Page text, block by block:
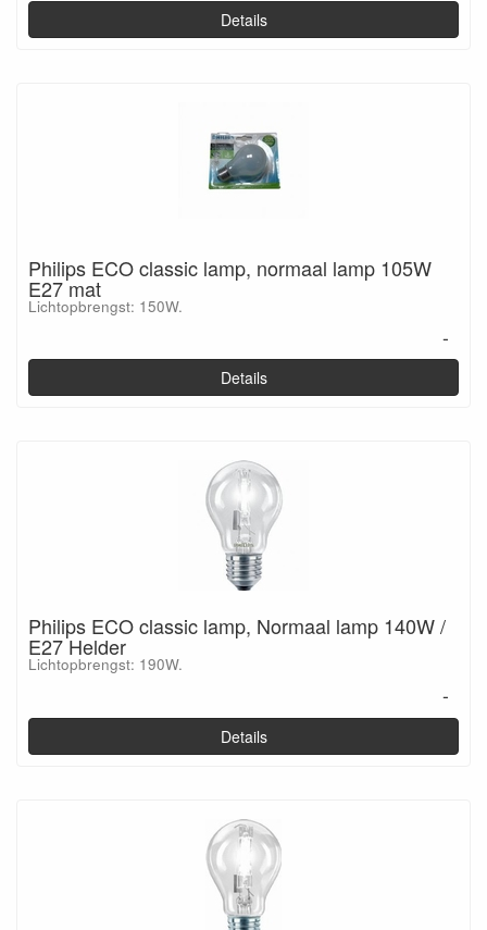
Details
Philips ECO classic lamp, normaal lamp 105W
E27 mat
Lichtopbrengst: 150W.
-
Details
Philips ECO classic lamp, Normaal lamp 140W /
E27 Helder
Lichtopbrengst: 190W.
-
Details